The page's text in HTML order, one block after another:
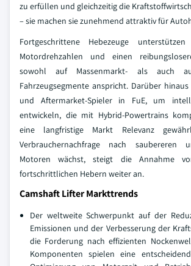
zu erfüllen und gleichzeitig die
– sie machen sie zunehmend attraktiv für
Fortgeschrittene Hebezeuge
Motordrehzahlen und einen
sowohl auf Massenmarkt- als auch
Fahrzeugsegmente anspricht. Darüber hinaus
und Aftermarket-Spieler in FuE, um
entwickeln, die mit Hybrid-Powertrains
eine langfristige Markt Relevanz
Verbrauchernachfrage nach saubereren
Motoren wächst, steigt die Annahme
fortschrittlichen Hebern weiter an.
Camshaft Lifter Markttrends
Der weltweite Schwerpunkt auf der
Emissionen und der Verbesserung der
die Forderung nach effizienten
Komponenten spielen eine